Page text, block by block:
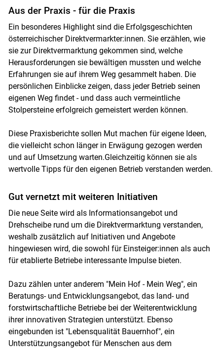
Aus der Praxis - für die Praxis
Ein besonderes Highlight sind die Erfolgsgeschichten
österreichischer Direktvermarkter:innen. Sie erzählen, wie
sie zur Direktvermarktung gekommen sind, welche
Herausforderungen sie bewältigen mussten und welche
Erfahrungen sie auf ihrem Weg gesammelt haben. Die
persönlichen Einblicke zeigen, dass jeder Betrieb seinen
eigenen Weg findet - und dass auch vermeintliche
Stolpersteine erfolgreich gemeistert werden können.
Diese Praxisberichte sollen Mut machen für eigene Ideen,
die vielleicht schon länger in Erwägung gezogen werden
und auf Umsetzung warten.Gleichzeitig können sie als
wertvolle Tipps für den eigenen Betrieb verstanden werden.
Gut vernetzt mit weiteren Initiativen
Die neue Seite wird als Informationsangebot und
Drehscheibe rund um die Direktvermarktung verstanden,
weshalb zusätzlich auf Initiativen und Angebote
hingewiesen wird, die sowohl für Einsteiger:innen als auch
für etablierte Betriebe interessante Impulse bieten.
Dazu zählen unter anderem "Mein Hof - Mein Weg", ein
Beratungs- und Entwicklungsangebot, das land- und
forstwirtschaftliche Betriebe bei der Weiterentwicklung
ihrer innovativen Strategien unterstützt. Ebenso
eingebunden ist "Lebensqualität Bauernhof", ein
Unterstützungsangebot für Menschen aus dem